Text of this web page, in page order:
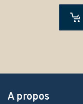
A propos